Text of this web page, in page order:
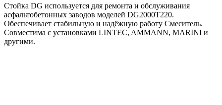
Стойка DG используется для ремонта и обслуживания
асфальтобетонных заводов моделей DG2000T220.
Обеспечивает стабильную и надёжную работу Смеситель.
Совместима с установками LINTEC, AMMANN, MARINI и
другими.